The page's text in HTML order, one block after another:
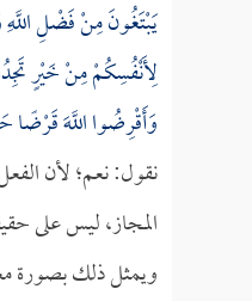
يَبْتَغُونَ مِنْ فَضْلِ اللَّهِ
لِأَنْفُسِكُمْ مِنْ خَيْرٍ
وَأَقْرِضُوا اللَّهَ قَرْضًا
نقول: نعم؛ لأن
المجاز، ليس على
ويمثل ذلك بصورة